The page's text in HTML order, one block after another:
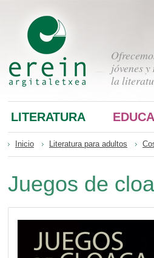
jóvenes
la
LITERATURA
Inicio Literatura para adultos
Juegos de